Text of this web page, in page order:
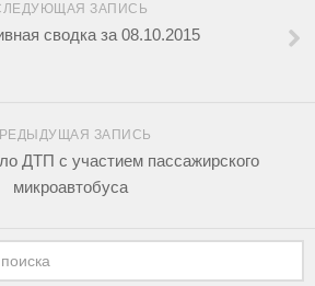
ЗАПИСЬ
сводка за 08.10.2015
ЗАПИСЬ
ДТП с участием пассажирского
микроавтобуса